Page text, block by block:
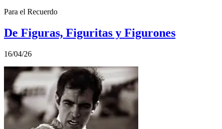
Para el Recuerdo
De Figuras, Figuritas y Figurones
16/04/26